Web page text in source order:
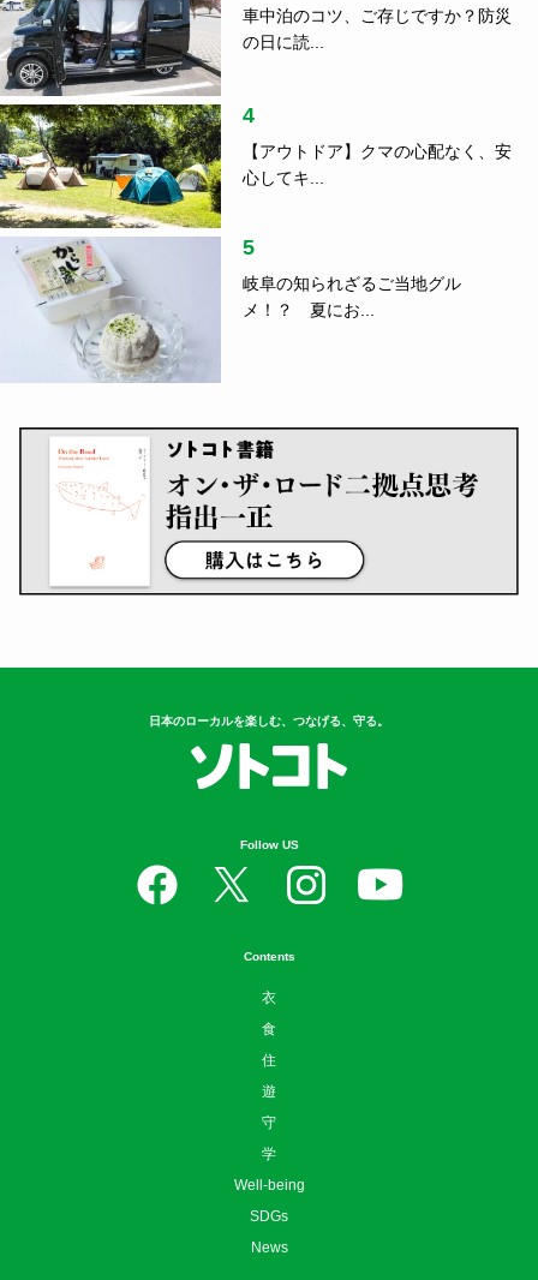
車中泊のコツ、ご存じですか？防災
の日に読...
4
【アウトドア】クマの心配なく、安
心してキ...
5
岐阜の知られざるご当地グル
メ！？ 夏にお...
日本のローカルを楽しむ、つなげる、守る。
Follow US
Contents
衣
食
住
遊
守
学
Well-being
SDGs
News